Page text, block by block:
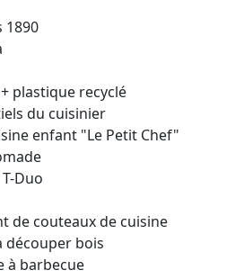
1890
plastique recyclé
du cuisinier
enfant "Le Petit Chef"
Duo
de couteaux de cuisine
découper bois
à barbecue